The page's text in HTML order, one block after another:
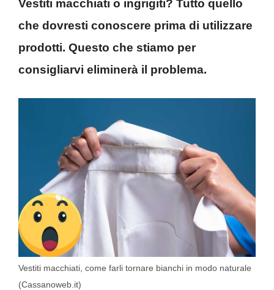
Vestiti macchiati o ingrigiti? Tutto quello
che dovresti conoscere prima di utilizzare
prodotti. Questo che stiamo per
consigliarvi eliminerà il problema.
Vestiti macchiati, come farli tornare bianchi in modo naturale
(Cassanoweb.it)